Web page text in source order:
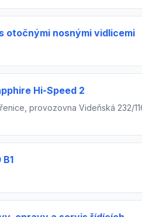
otočnými nosnými vidlicemi
Hi-Speed 2
provozovna Videňská 232/